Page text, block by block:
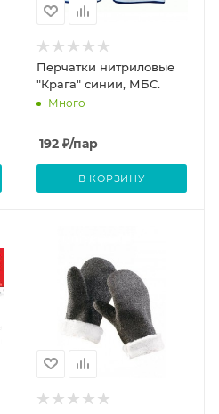
Перчатки нитриловые
"Крага" синии, МБС.
Много
192₽/пар
В КОРЗИНУ